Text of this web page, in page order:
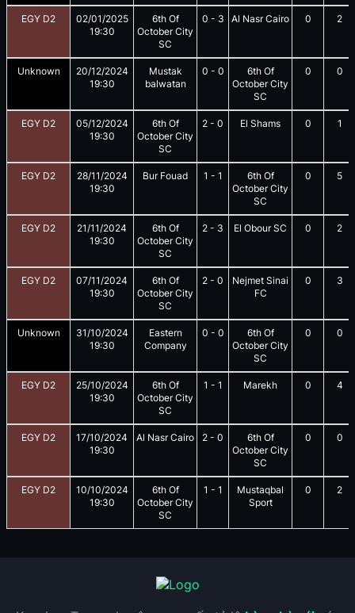
EGY D2
02/01/2025
19:30
6th Of
October City
SC
0 - 3 Al Nasr Cairo 0 2
Unknown
20/12/2024
19:30
Mustak
balwatan
0 - 0
6th Of
October City
SC
0 0
EGY D2
05/12/2024
19:30
6th Of
October City
SC
2 - 0 El Shams 0 1
EGY D2
28/11/2024
19:30
Bur Fouad 1 - 1
6th Of
October City
SC
0 5
EGY D2
21/11/2024
19:30
6th Of
October City
SC
2 - 3 El Obour SC 0 2
EGY D2
07/11/2024
19:30
6th Of
October City
SC
2 - 0
Nejmet Sinai
FC
0 3
Unknown
31/10/2024
19:30
Eastern
Company
0 - 0
6th Of
October City
SC
0 0
EGY D2
25/10/2024
19:30
6th Of
October City
SC
1 - 1 Marekh 0 4
EGY D2
17/10/2024
19:30
Al Nasr Cairo 2 - 0
6th Of
October City
SC
0 0
EGY D2
10/10/2024
19:30
6th Of
October City
SC
1 - 1
Mustaqbal
Sport
0 2